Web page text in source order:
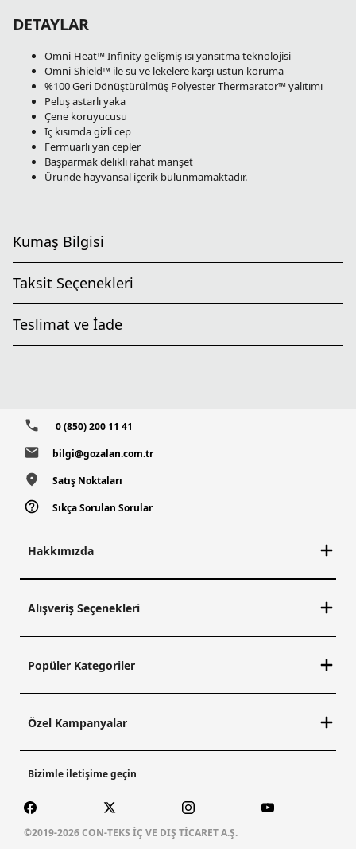
DETAYLAR
Omni-Heat™ Infinity gelişmiş ısı yansıtma teknolojisi
Omni-Shield™ ile su ve lekelere karşı üstün koruma
%100 Geri Dönüştürülmüş Polyester Thermarator™ yalıtımı
Peluş astarlı yaka
Çene koruyucusu
İç kısımda gizli cep
Fermuarlı yan cepler
Başparmak delikli rahat manşet
Üründe hayvansal içerik bulunmamaktadır.
Kumaş Bilgisi
Taksit Seçenekleri
Teslimat ve İade
0 (850) 200 11 41
bilgi@gozalan.com.tr
Satış Noktaları
Sıkça Sorulan Sorular
Hakkımızda
Alışveriş Seçenekleri
Popüler Kategoriler
Özel Kampanyalar
Bizimle iletişime geçin
©2019-2026 CON-TEKS İÇ VE DIŞ TİCARET A.Ş.